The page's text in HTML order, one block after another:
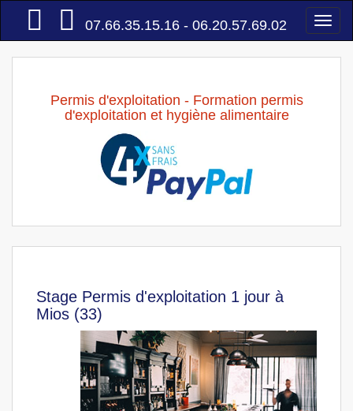
Accueil
07.66.35.15.16 - 06.20.57.69.02
Permis d'exploitation - Formation permis
d'exploitation et hygiène alimentaire
Stage Permis d'exploitation 1 jour à
Mios (33)